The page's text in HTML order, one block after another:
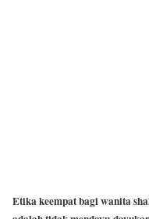
Etika keempat bagi wanita